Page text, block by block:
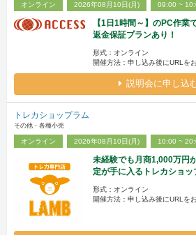
オンライン 2026年08月10日(月) 09:00 ~
【1日1時間～】のPC作業
返金保証プランあり！
形式：オンライン
開催方法：申し込み後にURLを
説明会に申し込
トレカショップラム
その他・各種小売
オンライン 2026年08月10日(月) 10:00 ~
未経験でも月商1,000万円
定が手に入るトレカショッ
形式：オンライン
開催方法：申し込み後にURLを